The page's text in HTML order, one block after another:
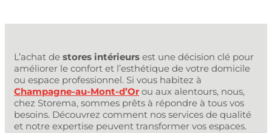
L’achat de stores intérieurs est une décision clé pour
améliorer le confort et l’esthétique de votre domicile
ou espace professionnel. Si vous habitez à
Champagne-au-Mont-d’Or ou aux alentours, nous,
chez Storema, sommes prêts à répondre à tous vos
besoins. Découvrez comment nos services de qualité
et notre expertise peuvent transformer vos espaces.